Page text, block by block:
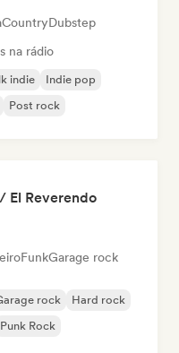
CountryDubstep
na rádio
indie
Indie pop
Post rock
El Reverendo
FunkGarage rock
rock
Hard rock
Punk Rock